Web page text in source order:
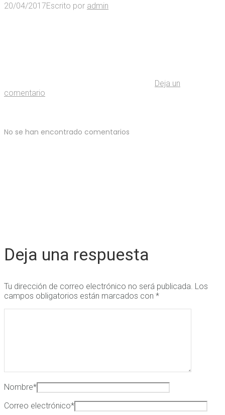
20/04/2017Escrito por admin
Deja un
comentario
No se han encontrado comentarios
Deja una respuesta
Tu dirección de correo electrónico no será publicada. Los
campos obligatorios están marcados con *
Nombre*
Correo electrónico*